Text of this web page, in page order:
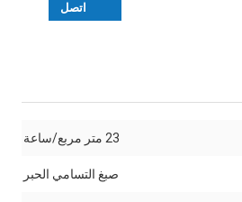
اتصل
23 متر مربع/ساعة
صبغ التسامي الحبر